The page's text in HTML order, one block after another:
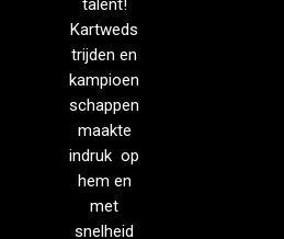
Kartweds
trijden en
kampioen
schappen
maakte
indruk op
hem en
met
snelheid